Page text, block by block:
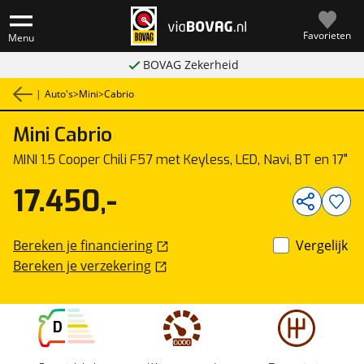
Menu Favorieten
BOVAG Zekerheid
| Auto's>Mini>Cabrio
Mini Cabrio
MINI 1.5 Cooper Chili F57 met Keyless, LED, Navi, BT en 17"
D
17.450,-
Bereken je financiering
Bereken je verzekering
Vergelijk